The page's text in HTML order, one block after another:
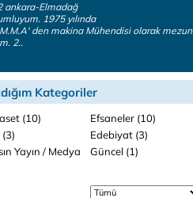
ankara-Elmadağ
1975 yılında
den makina Mühendisi olarak mezun
2..
Kategoriler
(10)
Efsaneler (10)
(3)
Edebiyat (3)
Yayın / Medya
Güncel (1)